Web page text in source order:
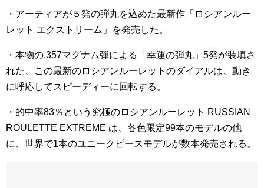
・アーティアが５発の弾丸を込めた最新作「ロシアンルー
レット エクストリーム」を発売した。
・本物の.357マグナム弾による「幸運の弾丸」5発が装填さ
れた、この最新のロシアンルーレットのダイアルは、動き
に呼応してスピーディーに回転する。
・的中率83％という究極のロシアンルーレット RUSSIAN
ROULETTE EXTREME は、各色限定99本のモデルの他
に、世界で1本のユニークピースモデルが数本発売される。